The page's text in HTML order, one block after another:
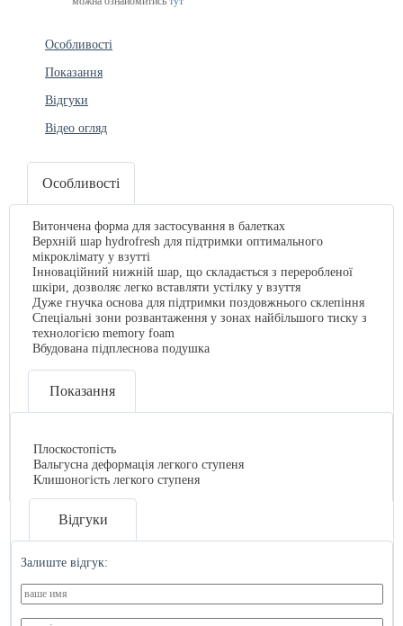
Особливості
Показання
Відгуки
Відео огляд
Особливості
Витончена форма для застосування в балетках
Верхній шар hydrofresh для підтримки оптимального
мікроклімату у взутті
Інноваційний нижній шар, що складається з переробленої
шкіри, дозволяє легко вставляти устілку у взуття
Дуже гнучка основа для підтримки поздовжнього склепіння
Спеціальні зони розвантаження у зонах найбільшого тиску з
технологією memory foam
Вбудована підплеснова подушка
Показання
Плоскостопість
Вальгусна деформація легкого ступеня
Клишоногість легкого ступеня
Відгуки
Залиште відгук: